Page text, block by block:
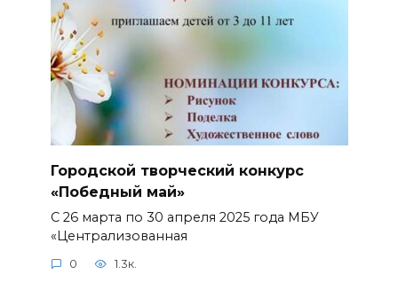
Городской творческий конкурс
«Победный май»
С 26 марта по 30 апреля 2025 года МБУ
«Централизованная
0 1.3к.